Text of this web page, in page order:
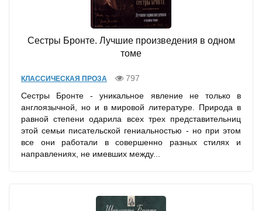
Сестры Бронте. Лучшие произведения в одном
томе
КЛАССИЧЕСКАЯ ПРОЗА
797
Сестры Бронте - уникальное явление не только в
англоязычной, но и в мировой литературе. Природа в
равной степени одарила всех трех представительниц
этой семьи писательской гениальностью - но при этом
все они работали в совершенно разных стилях и
направлениях, не имевших между...